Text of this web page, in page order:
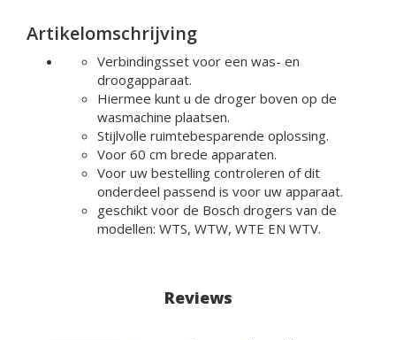
Artikelomschrijving
Verbindingsset voor een was- en
droogapparaat.
Hiermee kunt u de droger boven op de
wasmachine plaatsen.
Stijlvolle ruimtebesparende oplossing.
Voor 60 cm brede apparaten.
Voor uw bestelling controleren of dit
onderdeel passend is voor uw apparaat.
geschikt voor de Bosch drogers van de
modellen: WTS, WTW, WTE EN WTV.
Reviews